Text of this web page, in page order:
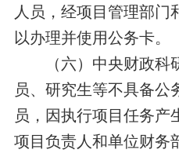
人员，经项目管理部门
以办理并使用公务卡。
（六）中央财政科
员、研究生等不具备公
员，因执行项目任务产
项目负责人和单位财务